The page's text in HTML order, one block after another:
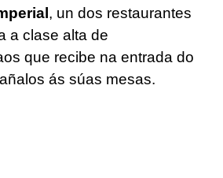
, un dos restaurantes
a clase alta de
que recibe na entrada do
ás súas mesas.